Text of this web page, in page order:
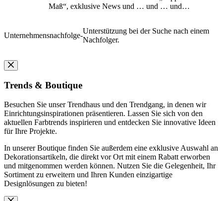
Maß“, exklusive News und … und … und…
Unternehmensnachfolge-
Unterstützung bei der Suche nach einem
Nachfolger.
Trends & Boutique
Besuchen Sie unser Trendhaus und den Trendgang, in denen wir
Einrichtungsinspirationen präsentieren. Lassen Sie sich von den
aktuellen Farbtrends inspirieren und entdecken Sie innovative Ideen
für Ihre Projekte.
In unserer Boutique finden Sie außerdem eine exklusive Auswahl an
Dekorationsartikeln, die direkt vor Ort mit einem Rabatt erworben
und mitgenommen werden können. Nutzen Sie die Gelegenheit, Ihr
Sortiment zu erweitern und Ihren Kunden einzigartige
Designlösungen zu bieten!